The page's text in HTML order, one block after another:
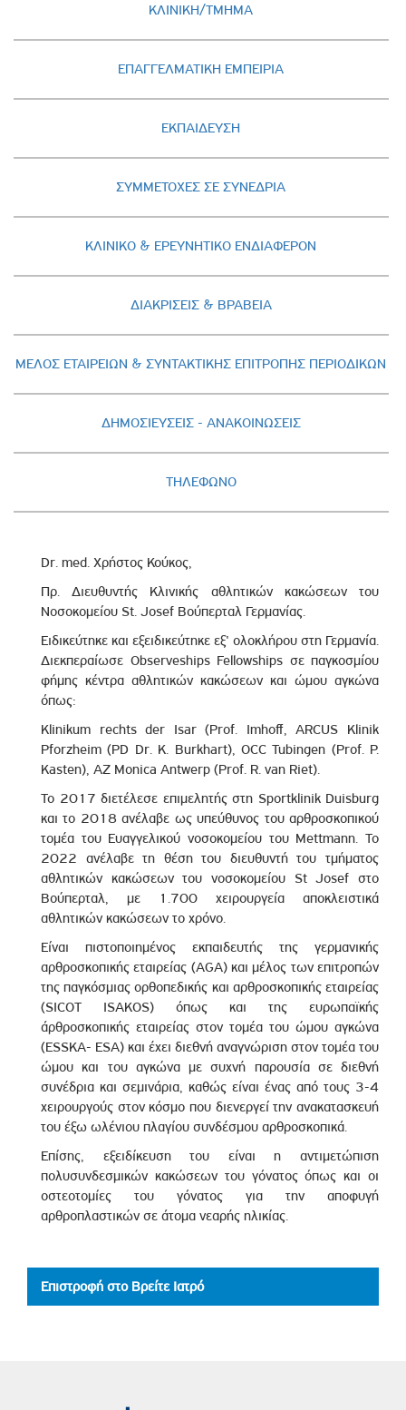
ΚΛΙΝΙΚΗ/ΤΜΗΜΑ
ΕΠΑΓΓΕΛΜΑΤΙΚΗ ΕΜΠΕΙΡΙΑ
ΕΚΠΑΙΔΕΥΣΗ
ΣΥΜΜΕΤΟΧΕΣ ΣΕ ΣΥΝΕΔΡΙΑ
ΚΛΙΝΙΚΟ & ΕΡΕΥΝΗΤΙΚΟ ΕΝΔΙΑΦΕΡΟΝ
ΔΙΑΚΡΙΣΕΙΣ & ΒΡΑΒΕΙΑ
ΜΕΛΟΣ ΕΤΑΙΡΕΙΩΝ & ΣΥΝΤΑΚΤΙΚΗΣ ΕΠΙΤΡΟΠΗΣ ΠΕΡΙΟΔΙΚΩΝ
ΔΗΜΟΣΙΕΥΣΕΙΣ - AΝΑΚΟΙΝΩΣΕΙΣ
ΤΗΛΕΦΩΝΟ
Dr. med. Χρήστος Κούκος,
Πρ. Διευθυντής Κλινικής αθλητικών κακώσεων του
Νοσοκομείου St. Josef Βούπερταλ Γερμανίας.
Ειδικεύτηκε και εξειδικεύτηκε εξ' ολοκλήρου στη Γερμανία.
Διεκπεραίωσε Observeships Fellowships σε παγκοσμίου
φήμης κέντρα αθλητικών κακώσεων και ώμου αγκώνα
όπως:
Klinikum rechts der Isar (Prof. Imhoff, ARCUS Klinik
Pforzheim (PD Dr. K. Burkhart), OCC Tubingen (Prof. P.
Kasten), AZ Monica Antwerp (Prof. R. van Riet).
Το 2017 διετέλεσε επιμελητής στη Sportklinik Duisburg
και το 2018 ανέλαβε ως υπεύθυνος του αρθροσκοπικού
τομέα του Ευαγγελικού νοσοκομείου του Mettmann. Το
2022 ανέλαβε τη θέση του διευθυντή του τμήματος
αθλητικών κακώσεων του νοσοκομείου St Josef στο
Βούπερταλ, με 1.700 χειρουργεία αποκλειστικά
αθλητικών κακώσεων το χρόνο.
Είναι πιστοποιημένος εκπαιδευτής της γερμανικής
αρθροσκοπικής εταιρείας (AGA) και μέλος των επιτροπών
της παγκόσμιας ορθοπεδικής και αρθροσκοπικής εταιρείας
(SICOT ISAKOS) όπως και της ευρωπαϊκής
άρθροσκοπικής εταιρείας στον τομέα του ώμου αγκώνα
(ESSKA- ΕSΑ) και έχει διεθνή αναγνώριση στον τομέα του
ώμου και του αγκώνα με συχνή παρουσία σε διεθνή
συνέδρια και σεμινάρια, καθώς είναι ένας από τους 3-4
χειρουργούς στον κόσμο που διενεργεί την ανακατασκευή
του έξω ωλένιου πλαγίου συνδέσμου αρθροσκοπικά.
Επίσης, εξειδίκευση του είναι η αντιμετώπιση
πολυσυνδεσμικών κακώσεων του γόνατος όπως και οι
οστεοτομίες του γόνατος για την αποφυγή
αρθροπλαστικών σε άτομα νεαρής ηλικίας.
Επιστροφή στο Βρείτε Ιατρό